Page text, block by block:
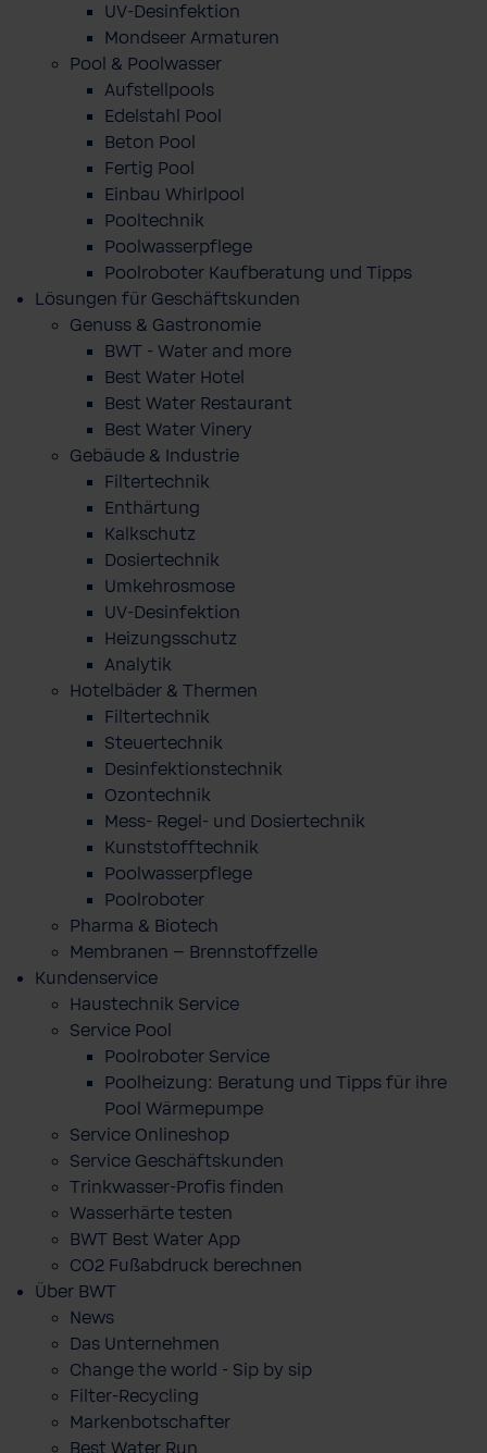
UV-Desinfektion
Mondseer Armaturen
Pool & Poolwasser
Aufstellpools
Edelstahl Pool
Beton Pool
Fertig Pool
Einbau Whirlpool
Pooltechnik
Poolwasserpflege
Poolroboter Kaufberatung und Tipps
Lösungen für Geschäftskunden
Genuss & Gastronomie
BWT - Water and more
Best Water Hotel
Best Water Restaurant
Best Water Vinery
Gebäude & Industrie
Filtertechnik
Enthärtung
Kalkschutz
Dosiertechnik
Umkehrosmose
UV-Desinfektion
Heizungsschutz
Analytik
Hotelbäder & Thermen
Filtertechnik
Steuertechnik
Desinfektionstechnik
Ozontechnik
Mess- Regel- und Dosiertechnik
Kunststofftechnik
Poolwasserpflege
Poolroboter
Pharma & Biotech
Membranen – Brennstoffzelle
Kundenservice
Haustechnik Service
Service Pool
Poolroboter Service
Poolheizung: Beratung und Tipps für ihre
Pool Wärmepumpe
Service Onlineshop
Service Geschäftskunden
Trinkwasser-Profis finden
Wasserhärte testen
BWT Best Water App
CO2 Fußabdruck berechnen
Über BWT
News
Das Unternehmen
Change the world - Sip by sip
Filter-Recycling
Markenbotschafter
Best Water Run